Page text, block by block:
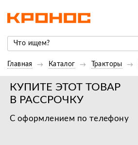
Главная Каталог Тракторы
КУПИТЕ ЭТОТ ТОВАР
В РАССРОЧКУ
С оформлением по телефону